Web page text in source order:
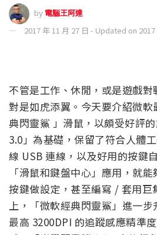
by 電腦王阿達
2017 年 11 月 27 日 - Updated on 2017
不管是工作、休閒，或是遊戲
對是如虎添翼。今天要介紹微
典閃靈鯊 」滑鼠，以頗受好評
3.0」為基礎，保留了符合人體
線 USB 連線，以及好用的按鍵
「滑鼠和鍵盤中心」應用，就
按鍵做設定，甚至編寫 / 套用巨
上，「微軟經典閃靈鯊」進一
最高 3200DPI 的追蹤感應精準